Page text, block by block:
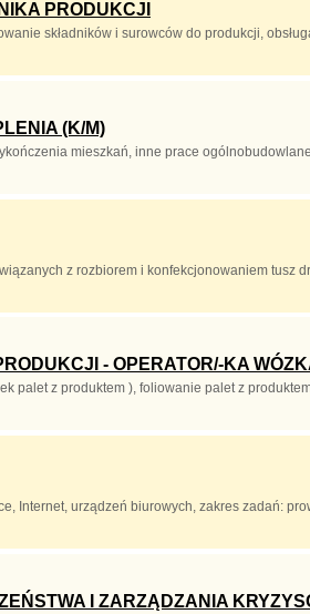
PRODUKCJI
składników i surowców do produkcji,
(K/M)
mieszkań, inne prace
z rozbiorem i konfekcjonowaniem tusz
- OPERATOR/-KA
palet z produktem ), foliowanie palet z
Internet, urządzeń biurowych, zakres zadań:
I ZARZĄDZANIA